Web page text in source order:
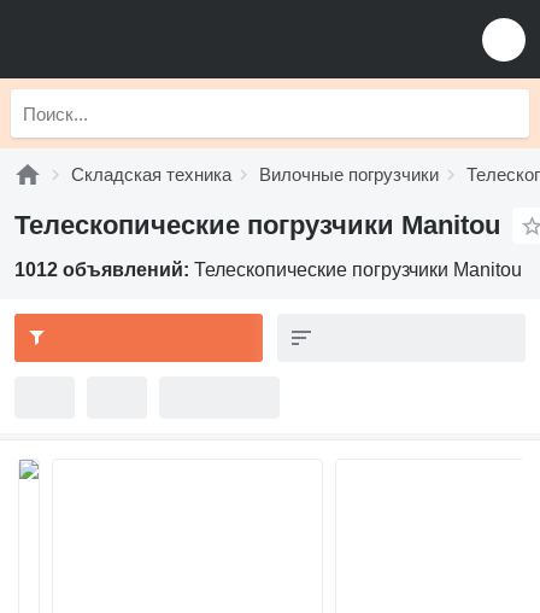
Складская техника Вилочные погрузчики
Телескопические погрузчики Manitou
1012 объявлений: Телескопические погрузчики Manitou